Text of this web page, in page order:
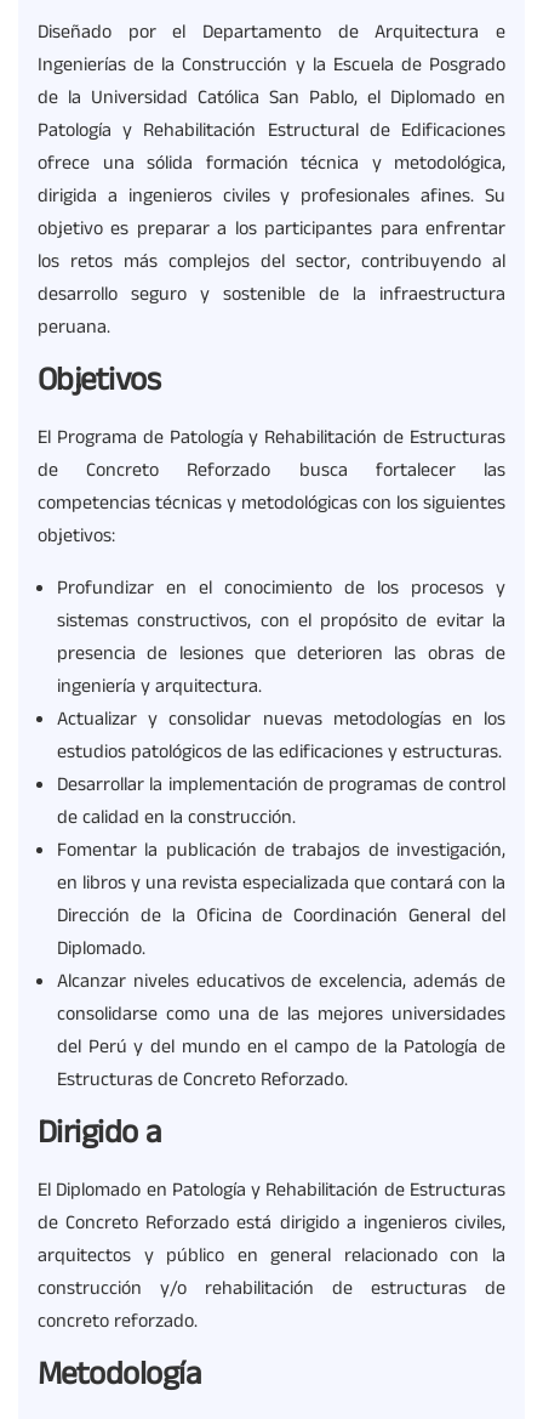
Diseñado por el Departamento de Arquitectura e
Ingenierías de la Construcción y la Escuela de Posgrado
de la Universidad Católica San Pablo, el Diplomado en
Patología y Rehabilitación Estructural de Edificaciones
ofrece una sólida formación técnica y metodológica,
dirigida a ingenieros civiles y profesionales afines. Su
objetivo es preparar a los participantes para enfrentar
los retos más complejos del sector, contribuyendo al
desarrollo seguro y sostenible de la infraestructura
peruana.
Objetivos
El Programa de Patología y Rehabilitación de Estructuras
de Concreto Reforzado busca fortalecer las
competencias técnicas y metodológicas con los siguientes
objetivos:
Profundizar en el conocimiento de los procesos y
sistemas constructivos, con el propósito de evitar la
presencia de lesiones que deterioren las obras de
ingeniería y arquitectura.
Actualizar y consolidar nuevas metodologías en los
estudios patológicos de las edificaciones y estructuras.
Desarrollar la implementación de programas de control
de calidad en la construcción.
Fomentar la publicación de trabajos de investigación,
en libros y una revista especializada que contará con la
Dirección de la Oficina de Coordinación General del
Diplomado.
Alcanzar niveles educativos de excelencia, además de
consolidarse como una de las mejores universidades
del Perú y del mundo en el campo de la Patología de
Estructuras de Concreto Reforzado.
Dirigido a
El Diplomado en Patología y Rehabilitación de Estructuras
de Concreto Reforzado está dirigido a ingenieros civiles,
arquitectos y público en general relacionado con la
construcción y/o rehabilitación de estructuras de
concreto reforzado.
Metodología